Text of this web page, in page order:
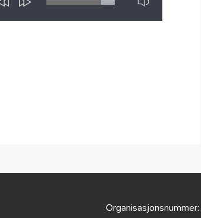
Organisasjonsnummer: